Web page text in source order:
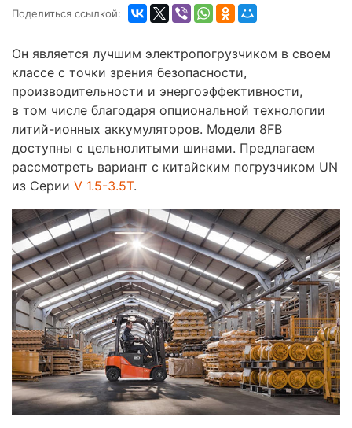
Поделиться ссылкой:
Он является лучшим электропогрузчиком в своем
классе с точки зрения безопасности,
производительности и энергоэффективности,
в том числе благодаря опциональной технологии
литий-ионных аккумуляторов. Модели 8FB
доступны с цельнолитыми шинами. Предлагаем
рассмотреть вариант с китайским погрузчиком UN
из Cерии V 1.5-3.5T.